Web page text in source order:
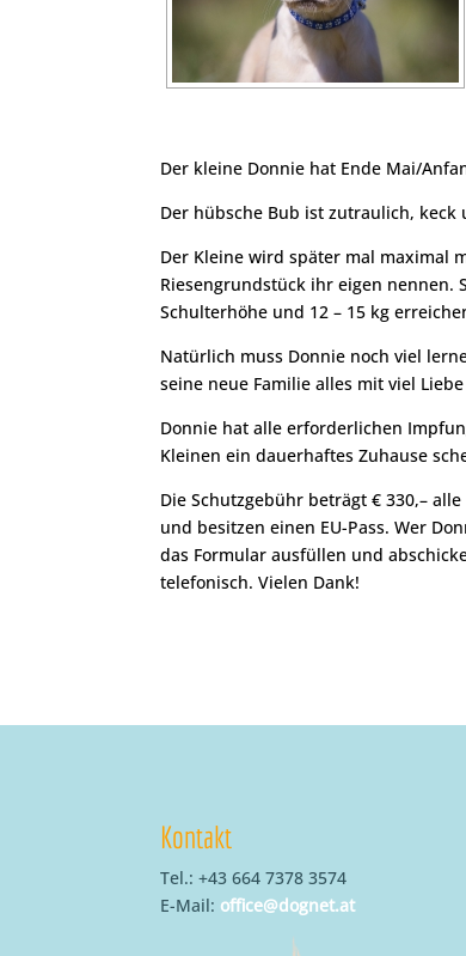
Der kleine Donnie hat Ende Mai/
Der hübsche Bub ist zutraulich,
Der Kleine wird später mal maximal
Riesengrundstück ihr eigen nennen.
Schulterhöhe und 12 – 15 kg
Natürlich muss Donnie noch viel
seine neue Familie alles mit viel
Donnie hat alle erforderlichen
Kleinen ein dauerhaftes Zuhause
Die Schutzgebühr beträgt € 330,–
und besitzen einen EU-Pass. Wer
das Formular ausfüllen und
telefonisch. Vielen Dank!
Kontakt
Tel.: +43 664 7378 3574
E-Mail: office@dognet.at